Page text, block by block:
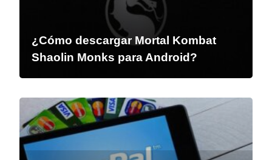
¿Cómo descargar Mortal Kombat
Shaolin Monks para Android?